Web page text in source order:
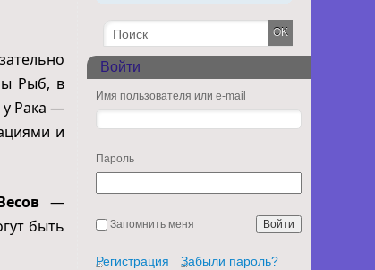
Рыб, в
Рака —
и
—
быть
Войти
Имя пользователя или e-mail
Пароль
Запомнить меня
Регистрация Забыли пароль?